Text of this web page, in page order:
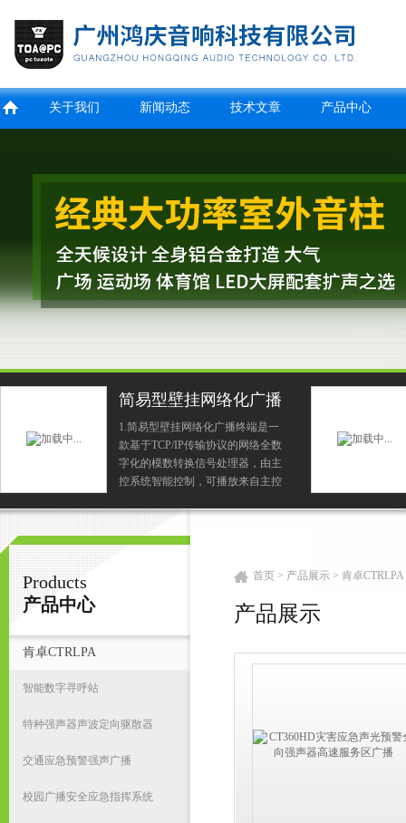
广州鸿庆音响科技有限公司
首
关于我们 新闻动态 技术文章 产品中心
简易型壁挂网络化广播
终端
1.简易型壁挂网络化广播终端是一
款基于TCP/IP传输协议的网络全数
字化的模数转换信号处理器，由主
控系统智能控制，可播放来自主控
信号等2.内置2*25W高效率数字功
放，直...
Products
产品中心
肯卓CTRLPA
智能数字寻呼站
特种强声器声波定向驱散器
交通应急预警强声广播
校园广播安全应急指挥系统
首页 > 产品展示 > 肯卓CTRLPA
产品展示